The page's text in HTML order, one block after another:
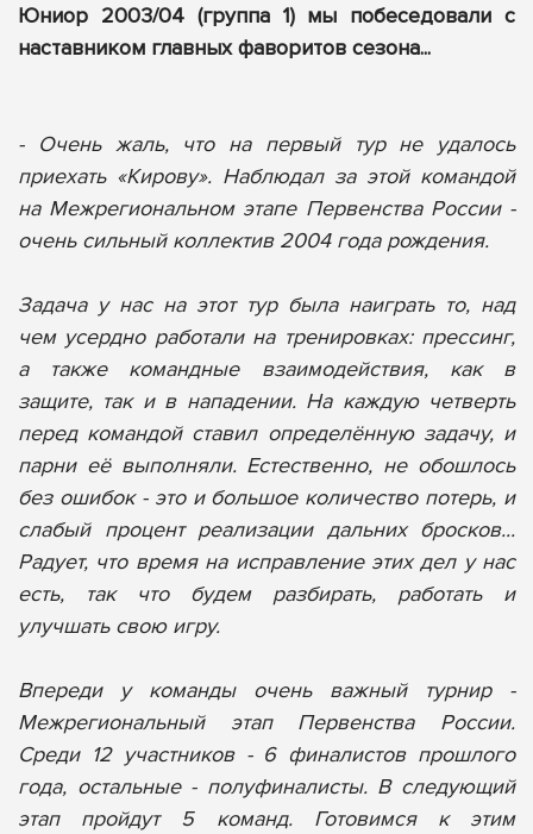
Юниор 2003/04 (группа 1) мы побеседовали с
наставником главных фаворитов сезона...
- Очень жаль, что на первый тур не удалось
приехать «Кирову». Наблюдал за этой командой
на Межрегиональном этапе Первенства России -
очень сильный коллектив 2004 года рождения.
Задача у нас на этот тур была наиграть то, над
чем усердно работали на тренировках: прессинг,
а также командные взаимодействия, как в
защите, так и в нападении. На каждую четверть
перед командой ставил определённую задачу, и
парни её выполняли. Естественно, не обошлось
без ошибок - это и большое количество потерь, и
слабый процент реализации дальних бросков...
Радует, что время на исправление этих дел у нас
есть, так что будем разбирать, работать и
улучшать свою игру.
Впереди у команды очень важный турнир -
Межрегиональный этап Первенства России.
Среди 12 участников - 6 финалистов прошлого
года, остальные - полуфиналисты. В следующий
этап пройдут 5 команд. Готовимся к этим